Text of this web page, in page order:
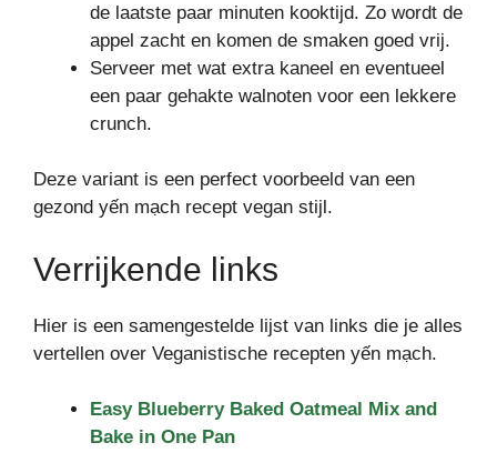
de laatste paar minuten kooktijd. Zo wordt de
appel zacht en komen de smaken goed vrij.
Serveer met wat extra kaneel en eventueel
een paar gehakte walnoten voor een lekkere
crunch.
Deze variant is een perfect voorbeeld van een
gezond yến mạch recept vegan stijl.
Verrijkende links
Hier is een samengestelde lijst van links die je alles
vertellen over Veganistische recepten yến mạch.
Easy Blueberry Baked Oatmeal Mix and
Bake in One Pan